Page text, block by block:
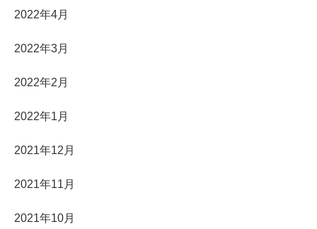
2022年4月
2022年3月
2022年2月
2022年1月
2021年12月
2021年11月
2021年10月